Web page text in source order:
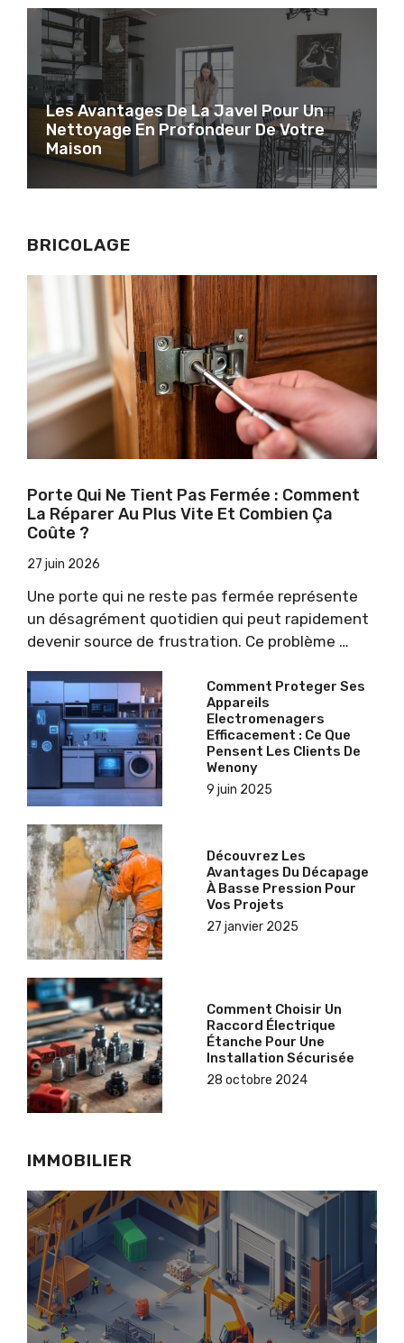
Les Avantages De La Javel Pour Un
Nettoyage En Profondeur De Votre
Maison
BRICOLAGE
Porte Qui Ne Tient Pas Fermée : Comment
La Réparer Au Plus Vite Et Combien Ça
Coûte ?
27 juin 2026
Une porte qui ne reste pas fermée représente
un désagrément quotidien qui peut rapidement
devenir source de frustration. Ce problème …
Comment Proteger Ses
Appareils
Electromenagers
Efficacement : Ce Que
Pensent Les Clients De
Wenony
9 juin 2025
Découvrez Les
Avantages Du Décapage
À Basse Pression Pour
Vos Projets
27 janvier 2025
Comment Choisir Un
Raccord Électrique
Étanche Pour Une
Installation Sécurisée
28 octobre 2024
IMMOBILIER